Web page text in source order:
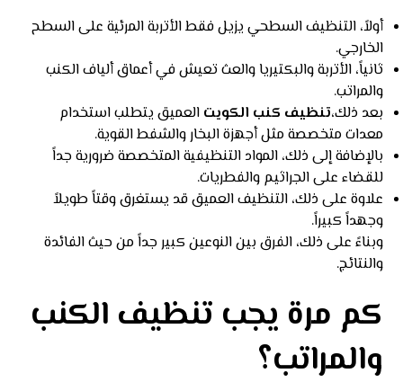
أولاً، التنظيف السطحي يزيل فقط الأتربة المرئية على السطح
الخارجي.
ثانياً، الأتربة والبكتيريا والعث تعيش في أعماق ألياف الكنب
والمراتب.
بعد ذلك،تنظيف كنب الكويت العميق يتطلب استخدام
معدات متخصصة مثل أجهزة البخار والشفط القوية.
بالإضافة إلى ذلك، المواد التنظيفية المتخصصة ضرورية جداً
للقضاء على الجراثيم والفطريات.
علاوة على ذلك، التنظيف العميق قد يستغرق وقتاً طويلاً
وجهداً كبيراً.
وبناءً على ذلك، الفرق بين النوعين كبير جداً من حيث الفائدة
والنتائج.
كم مرة يجب تنظيف الكنب
والمراتب؟